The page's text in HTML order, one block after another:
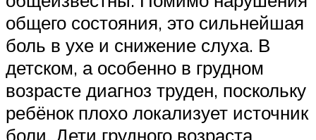
общего состояния, это сильнейшая
боль в ухе и снижение слуха. В
детском, а особенно в грудном
возрасте диагноз труден, поскольку
ребёнок плохо локализует источник
боли. Дети грудного возраста